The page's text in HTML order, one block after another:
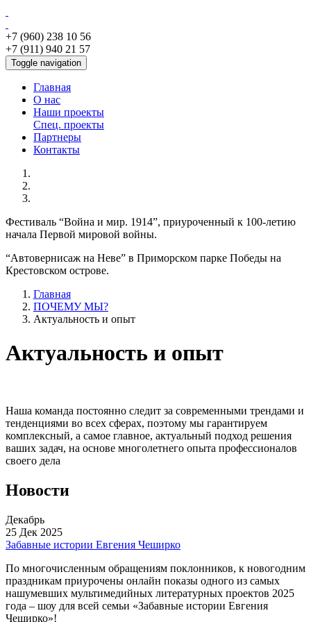
+7 (960) 238 10 56
+7 (911) 940 21 57
Toggle navigation
Главная
О нас
Наши проекты
Спец. проекты
Партнеры
Контакты
Фестиваль “Война и мир. 1914”, приуроченный к 100-летию
начала Первой мировой войны.
“Автовернисаж на Неве” в Приморском парке Победы на
Крестовском острове.
Главная
ПОЧЕМУ МЫ?
Актуальность и опыт
Актуальность и опыт
Наша команда постоянно следит за современными трендами и
тенденциями во всех сферах, поэтому мы гарантируем
комплексный, а самое главное, актуальный подход решения
ваших задач, на основе многолетнего опыта профессионалов
своего дела
Новости
Декабрь
25 Дек 2025
Забавные истории Евгения Чеширко
По многочисленным обращениям поклонников, к новогодним
праздникам приурочены онлайн показы одного из самых
нашумевших мультимедийных литературных проектов 2025
года – шоу для всей семьи «Забавные истории Евгения
Чеширко»!